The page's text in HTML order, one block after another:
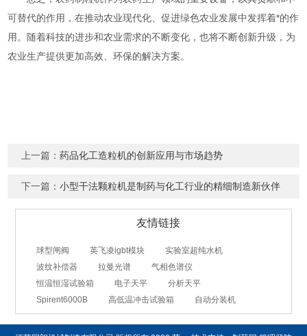
可替代的作用，在推动农业现代化、促进绿色农业发展中发挥着*的作
用。随着科技的进步和农业需求的不断变化，也将不断创新升级，为
农业生产提供更加高效、环保的解决方案。
上一篇：药品化工造粒机的创新应用与市场趋势
下一篇：小型干法颗粒机是制药与化工行业的精细制造新伙伴
友情链接
球型闸阀 英飞凌igbt模块
实验室超纯水机
波纹补偿器
拉曼光谱
气相色谱仪
恒温恒湿试验箱
电子天平
分析天平
Spirent6000B
高低温冲击试验箱 自动分装机